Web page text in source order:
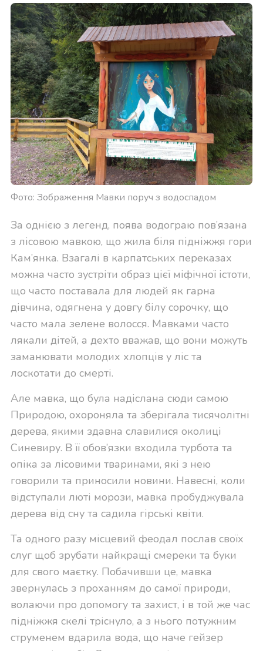
Фото: Зображення Мавки поруч з водоспадом
За однією з легенд, поява водограю пов’язана
з лісовою мавкою, що жила біля підніжжя гори
Кам’янка. Взагалі в карпатських переказах
можна часто зустріти образ цієї міфічної істоти,
що часто поставала для людей як гарна
дівчина, одягнена у довгу білу сорочку, що
часто мала зелене волосся. Мавками часто
лякали дітей, а дехто вважав, що вони можуть
заманювати молодих хлопців у ліс та
лоскотати до смерті.
Але мавка, що була надіслана сюди самою
Природою, охороняла та зберігала тисячолітні
дерева, якими здавна славилися околиці
Синевиру. В її обов’язки входила турбота та
опіка за лісовими тваринами, які з нею
говорили та приносили новини. Навесні, коли
відступали люті морози, мавка пробуджувала
дерева від сну та садила гірські квіти.
Та одного разу місцевий феодал послав своїх
слуг щоб зрубати найкращі смереки та буки
для свого маєтку. Побачивши це, мавка
звернулась з проханням до самої природи,
волаючи про допомогу та захист, і в той же час
підніжжя скелі тріснуло, а з нього потужним
струменем вдарила вода, що наче гейзер